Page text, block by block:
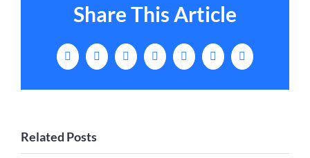
Share This Article
Facebook
X LinkedInTumblrPinterestVk Email
Related Posts